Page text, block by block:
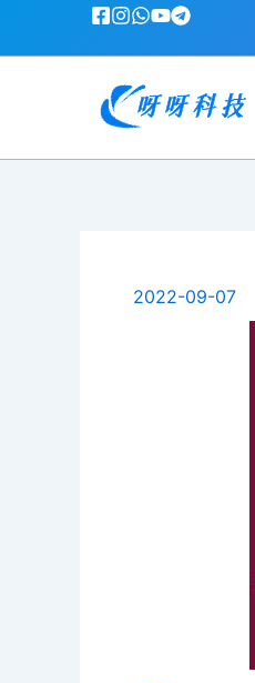
容
2022-09-07